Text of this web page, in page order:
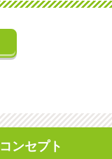
コンセプト